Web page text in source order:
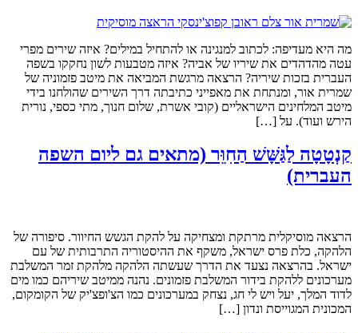
מה היא מעדיפה: לכתוב למנגינה או להתחיל במילים? איזה שירים מפרי
עטה מהדהדים את שיריו של אביה? איזה מטבעות לשון נחקקו בשפה
העברית בזכות שיריה? הרצאה מרגשת המביאה את מיטב פזמוניה של
שמרית אור, ומנתחת את מאפייני כתיבתה דרך השירים שהולחנו בידי
מיטב המלחינים הישראליים (קובי אשרת, שלום חנוך, מתי כספי, נורית
הירש ועוד). על […]
קַנְטָטָה לַגַּשָּׁשׁ הַחִוֵּר (מתאים גם ליום השפה
העברית)
הרצאה מוסיקלית מרתקת ומצחיקה על להקת הגשש החיוור. סיפורה של
הלהקה, כלת פרס ישראל, משקף את ההיסטוריה התרבותית של עם
ישראל. בהרצאה נצעד את הדרך שעשתה הלהקה מלהקת זמר המשלבת
מערכונים ללהקת בידור המשלבת פזמונים. נהנה ממיטב שיריהם כמו מים
לדוד המלך, יעל ויש לי חג, נצחק במערכונים כמו הצ'ופצ'יק של הקומקום,
המכונית המגוייסת ונדון […]